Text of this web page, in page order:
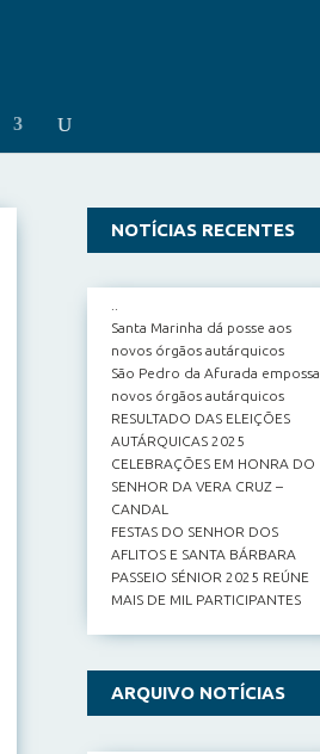
NOTÍCIAS RECENTES
Santa Marinha dá posse aos
novos órgãos autárquicos
São Pedro da Afurada empossa
novos órgãos autárquicos
RESULTADO DAS ELEIÇÕES
AUTÁRQUICAS 2025
CELEBRAÇÕES EM HONRA DO
SENHOR DA VERA CRUZ –
CANDAL
FESTAS DO SENHOR DOS
AFLITOS E SANTA BÁRBARA
PASSEIO SÉNIOR 2025 REÚNE
MAIS DE MIL PARTICIPANTES
ARQUIVO NOTÍCIAS